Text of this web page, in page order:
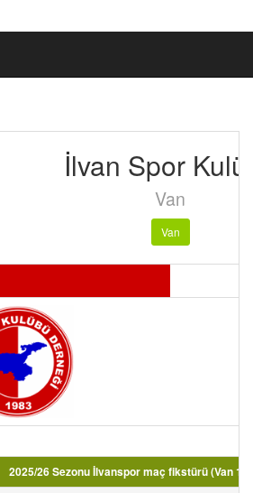
İlvan Spor
Van
Van
2025/26 Sezonu İlvanspor maç fikstürü (Van